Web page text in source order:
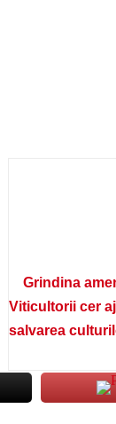
Grindina
Viticultorii cer
salvarea